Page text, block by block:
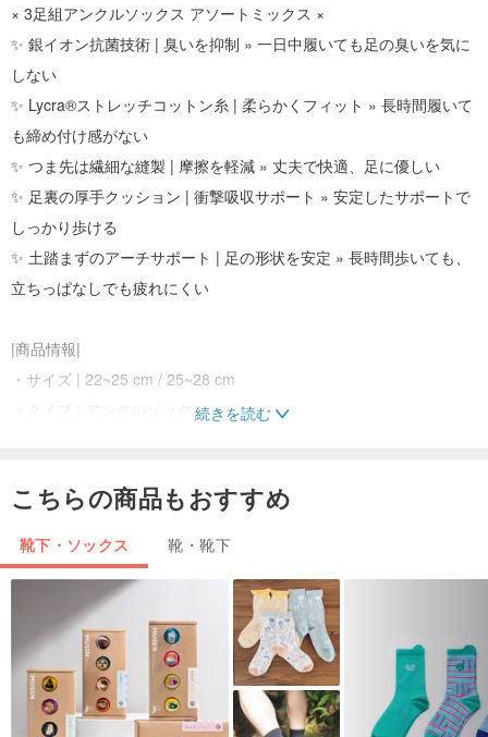
× 3足組アンクルソックス アソートミックス ×
✨ 銀イオン抗菌技術 | 臭いを抑制 » 一日中履いても足の臭いを気に
しない
✨ Lycra®ストレッチコットン糸 | 柔らかくフィット » 長時間履いて
も締め付け感がない
✨ つま先は繊細な縫製 | 摩擦を軽減 » 丈夫で快適、足に優しい
✨ 足裏の厚手クッション | 衝撃吸収サポート » 安定したサポートで
しっかり歩ける
✨ 土踏まずのアーチサポート | 足の形状を安定 » 長時間歩いても、
立ちっぱなしでも疲れにくい
|商品情報|
・サイズ | 22~25 cm / 25~28 cm
・タイプ | アンクルソックス
ス4%
🛒 安心してお買い物いただくためのヒント
✔ 7日間鑑賞期間 | 未試着、未洗濯の場合返品可能
✔ サイズが合わない場合は交換可能
✔ 1〜5営業日以内に迅速発送
続きを読む
こちらの商品もおすすめ
靴下・ソックス 靴・靴下